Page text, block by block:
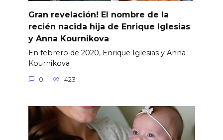
Gran revelación! El nombre de la
recién nacida hija de Enrique Iglesias
y Anna Kournikova
En febrero de 2020, Enrique Iglesias y Anna
Kournikova
0 423